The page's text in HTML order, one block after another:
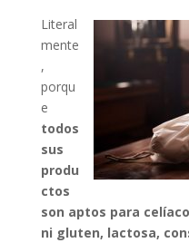
Literal
mente
,
porqu
e
todos
sus
produ
ctos
son aptos para
ni gluten, lactosa,